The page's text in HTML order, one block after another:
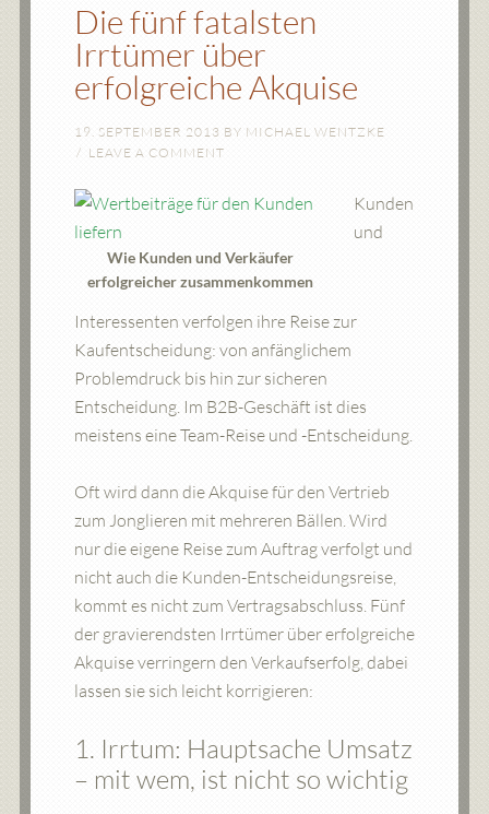
Die fünf fatalsten
Irrtümer über
erfolgreiche Akquise
19. SEPTEMBER 2013 BY MICHAEL WENTZKE
LEAVE A COMMENT
Wie Kunden und Verkäufer
erfolgreicher zusammenkommen
Kunden
und
Interessenten verfolgen ihre Reise zur
Kaufentscheidung: von anfänglichem
Problemdruck bis hin zur sicheren
Entscheidung. Im B2B-Geschäft ist dies
meistens eine Team-Reise und -Entscheidung.
Oft wird dann die Akquise für den Vertrieb
zum Jonglieren mit mehreren Bällen. Wird
nur die eigene Reise zum Auftrag verfolgt und
nicht auch die Kunden-Entscheidungsreise,
kommt es nicht zum Vertragsabschluss. Fünf
der gravierendsten Irrtümer über erfolgreiche
Akquise verringern den Verkaufserfolg, dabei
lassen sie sich leicht korrigieren:
1. Irrtum: Hauptsache Umsatz
– mit wem, ist nicht so wichtig